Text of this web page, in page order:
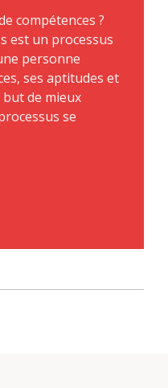
compétences ?
est un processus
personne
ses aptitudes et
de mieux
se